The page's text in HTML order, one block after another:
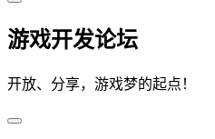
游戏开发论坛
开放、分享，游戏梦的起点！